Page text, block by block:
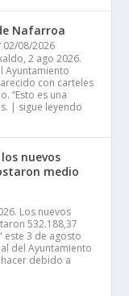
Nafarroa
02/08/2026
2 ago 2026.
Ayuntamiento
con carteles
“Esto es una
| sigue leyendo
nuevos
medio
Los nuevos
532.188,37
este 3 de agosto
del Ayuntamiento
hacer debido a